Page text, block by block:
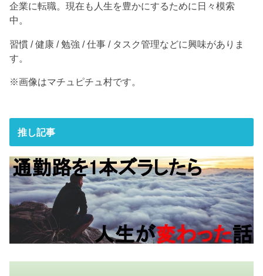
企業に転職。現在も人生を豊かにするために日々模索
中。
習慣 / 健康 / 勉強 / 仕事 / タスク管理などに興味がありま
す。
※画像はマチュピチュ村です。
推し記事